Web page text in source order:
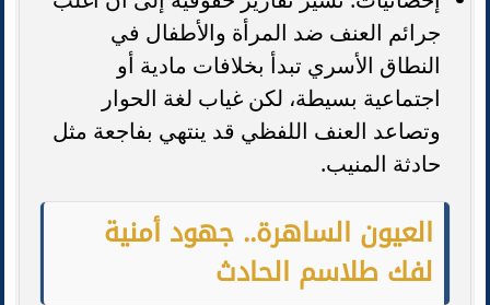
جرائم العنف ضد المرأة والأطفال في
النطاق الأسري تبدأ بخلافات مادية أو
اجتماعية بسيطة، لكن غياب لغة الحوار
وتصاعد العنف اللفظي قد ينتهي بفاجعة مثل
حادثة المنيب.
العيون الساهرة.. جهود أمنية
لفك طلاسم الحادث